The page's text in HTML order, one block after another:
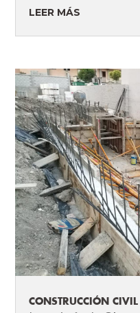
LEER MÁS
CONSTRUCCIÓN CIVIL